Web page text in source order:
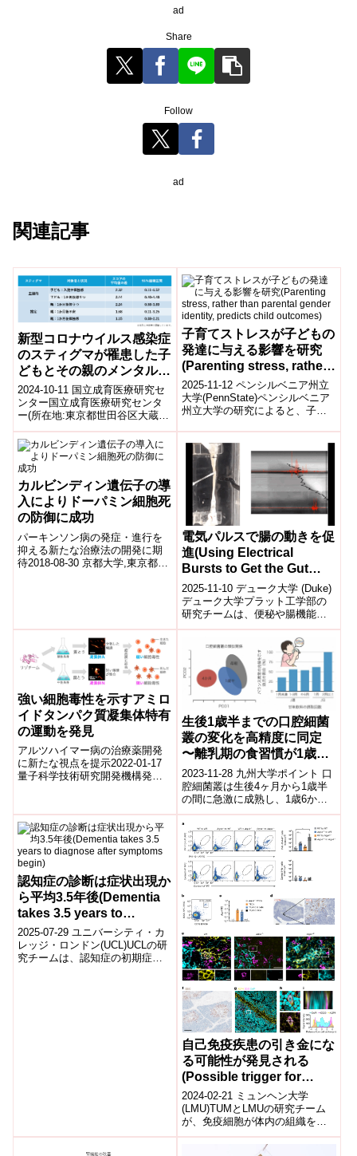
ad
Share
Follow
ad
関連記事
新型コロナウイルス感染症
のスティグマが罹患した子
どもとその親のメンタルヘ
ルスに与える影響を調査
～退院1か月後にもネガテ
ィブな影響を残す可能性を
示唆～
2024-10-11 国立成育医療研究セ
ンター国立成育医療研究センタ
ー(所在地:東京都世田谷区大蔵、
理事長:五十嵐隆)総合診療部の飯
島弘之、窪田満、および社会
医...
子育てストレスが子どもの
発達に与える影響を研究
(Parenting stress, rather
than parental gender
identity, predicts child
outcomes)
2025-11-12 ペンシルベニア州立
大学(PennState)ペンシルベニア
州立大学の研究によると、子ど
要因は、親がトランスジェ...
カルビンディン遺伝子の導
入によりドーパミン細胞死
の防御に成功
パーキンソン病の発症・進行を
抑える新たな治療法の開発に期
待2018-08-30 京都大学,東京都医
電気パルスで腸の動きを促
進(Using Electrical
Bursts to Get the Gut
Moving)
2025-11-10 デューク大学 (Duke)
デューク大学プラット工学部の
研究チームは、便秘や腸機能障
害を改善するために、電気刺激
を用いて腸の蠕動運動を回復
さ...
強い細胞毒性を示すアミロ
イドタンパク質凝集体特有
の運動を発見
アルツハイマー病の治療薬開発
に新たな視点を提示2022-01-17
量子科学技術研究開発機構​​発表
⽣後1歳半までの口腔細菌
叢の変化を⾼精度に同定
〜離乳期の⾷習慣が1歳6
か⽉児の⼝腔細菌叢形成に
影響することが明らかに〜
2023-11-28 九州⼤学ポイント ⼝
腔細菌叢は⽣後4ヶ⽉から1歳半
の間に急激に成熟し、1歳6か⽉
児ですでに成⼈の⼝腔細菌叢の
⼟台が形成されていた。 ⽢味
飲...
認知症の診断は症状出現か
ら平均3.5年後(Dementia
takes 3.5 years to
diagnose after symptoms
begin)
2025-07-29 ユニバーシティ・カ
レッジ・ロンドン(UCL)UCLの研
究チームは、認知症の初期症状
自己免疫疾患の引き金にな
る可能性が発見される
(Possible trigger for
autoimmune diseases
discovered)
2024-02-21 ミュンヘン大学
(LMU)TUMとLMUの研究チーム
が、免疫細胞が体内の組織を攻
撃しないように学ぶメカニズム
を解明しました。新たに発見さ